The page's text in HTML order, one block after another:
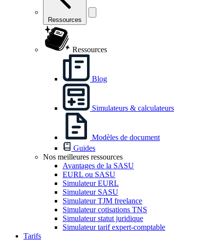
Ressources
Ressources
Blog
Simulateurs & calculateurs
Modèles de document
Guides
Nos meilleures ressources
Avantages de la SASU
EURL ou SASU
Simulateur EURL
Simulateur SASU
Simulateur TJM freelance
Simulateur cotisations TNS
Simulateur statut juridique
Simulateur tarif expert-comptable
Tarifs